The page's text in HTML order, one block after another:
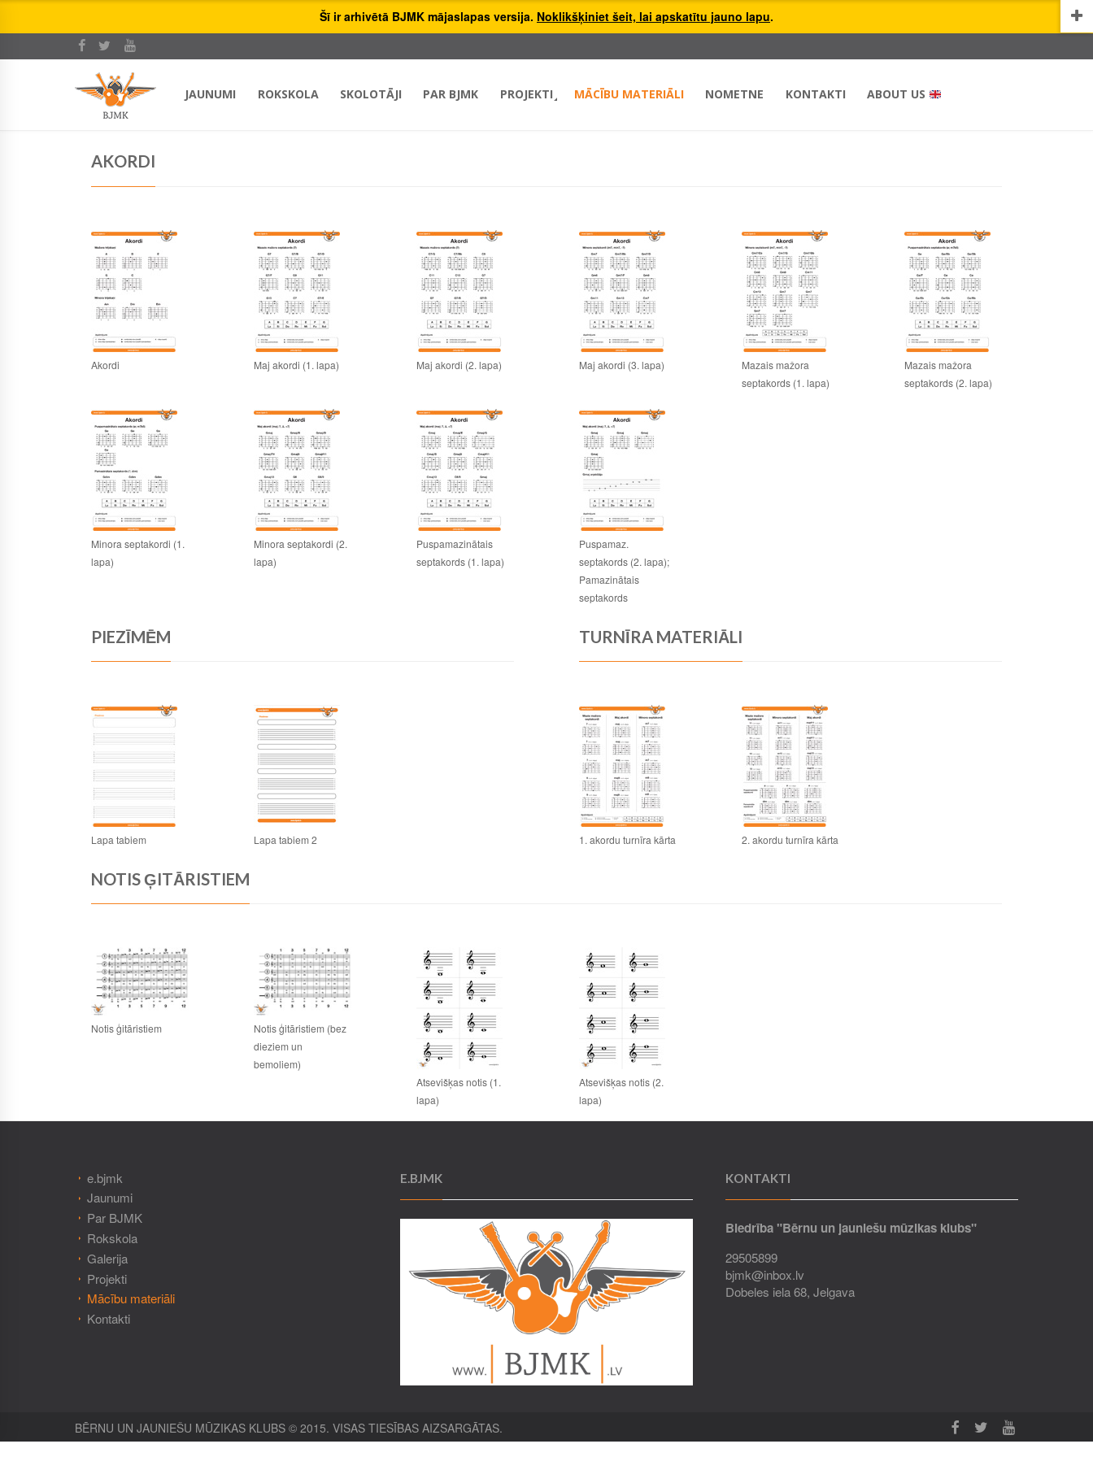
Šī ir arhivētā BJMK mājaslapas versija. Noklikšķiniet šeit, lai apskatītu jauno lapu.
JAUNUMI ROKSKOLA SKOLOTĀJI PAR BJMK PROJEKTI MĀCĪBU MATERIĀLI NOMETNE KONTAKTI ABOUT US
AKORDI
Akordi Maj akordi (1. lapa) Maj akordi (2. lapa) Maj akordi (3. lapa)
Mazais mažora
septakords (1. lapa)
Mazais mažora
septakords (2. lapa)
Minora septakordi (1.
lapa)
Minora septakordi (2.
lapa)
Puspamazinātais
septakords (1. lapa)
Puspamaz.
septakords (2. lapa);
Pamazinātais
septakords
PIEZĪMĒM TURNĪRA MATERIĀLI
Lapa tabiem Lapa tabiem 2 1. akordu turnīra kārta 2. akordu turnīra kārta
NOTIS ĢITĀRISTIEM
Notis ģitāristiem
Notis ģitāristiem (bez
dieziem un
bemoliem)
Atsevišķas notis (1.
lapa)
Atsevišķas notis (2.
lapa)
e.bjmk
Jaunumi
Par BJMK
Rokskola
Galerija
Projekti
Mācību materiāli
Kontakti
E.BJMK KONTAKTI
Biedrība "Bērnu un jauniešu mūzikas klubs"
29505899
bjmk@inbox.lv
Dobeles iela 68, Jelgava
BĒRNU UN JAUNIEŠU MŪZIKAS KLUBS © 2015. VISAS TIESĪBAS AIZSARGĀTAS.